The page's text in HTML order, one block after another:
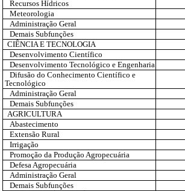
Recursos Hídricos
Meteorologia
Administração Geral
Demais Subfunções
CIÊNCIA E TECNOLOGIA
Desenvolvimento Científico
Desenvolvimento Tecnológico e Engenharia
Difusão do Conhecimento Científico e
Tecnológico
Administração Geral
Demais Subfunções
AGRICULTURA
Abastecimento
Extensão Rural
Irrigação
Promoção da Produção Agropecuária
Defesa Agropecuária
Administração Geral
Demais Subfunções